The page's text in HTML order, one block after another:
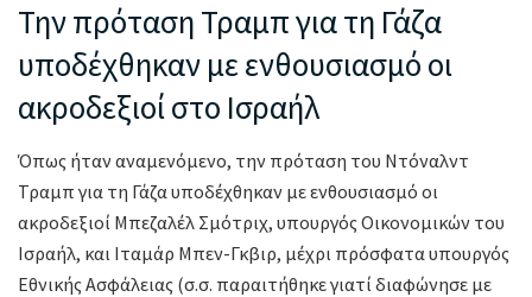
Την πρόταση Τραμπ για τη Γάζα
υποδέχθηκαν με ενθουσιασμό οι
ακροδεξιοί στο Ισραήλ
Όπως ήταν αναμενόμενο, την πρόταση του Ντόναλντ
Τραμπ για τη Γάζα υποδέχθηκαν με ενθουσιασμό οι
ακροδεξιοί Μπεζαλέλ Σμότριχ, υπουργός Οικονομικών του
Ισραήλ, και Ιταμάρ Μπεν-Γκβιρ, μέχρι πρόσφατα υπουργός
Εθνικής Ασφάλειας (σ.σ. παραιτήθηκε γιατί διαφώνησε με